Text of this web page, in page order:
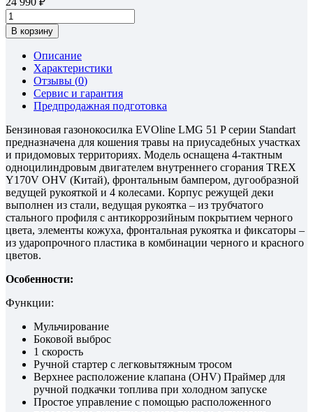
В корзину
Описание
Характеристики
Отзывы (0)
Сервис и гарантия
Предпродажная подготовка
Бензиновая газонокосилка EVOline LMG 51 P серии Standart
предназначена для кошения травы на приусадебных участках
и придомовых территориях. Модель оcнащена 4-тактным
одноцилиндровым двигателем внутреннего сгорания TREX
Y170V OHV (Китай), фронтальным бампером, дугообразной
ведущей рукояткой и 4 колесами. Корпус режущей деки
выполнен из стали, ведущая рукоятка – из трубчатого
стального профиля с антикоррозийным покрытием черного
цвета, элементы кожуха, фронтальная рукоятка и фиксаторы –
из ударопрочного пластика в комбинации черного и красного
цветов.
Особенности:
Функции:
Мульчирование
Боковой выброс
1 скорость
Ручной стартер с легковытяжным тросом
Верхнее расположение клапана (OHV) Праймер для
ручной подкачки топлива при холодном запуске
Простое управление с помощью расположенного